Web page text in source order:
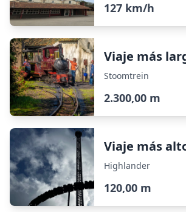
127 km/h
Viaje más
Stoomtrein
2.300,00 m
Viaje más
Highlander
120,00 m